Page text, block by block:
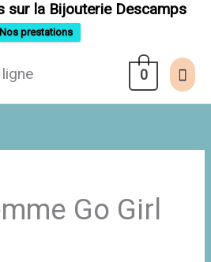
sur la Bijouterie Descamps
Nos prestations
0
Go Girl